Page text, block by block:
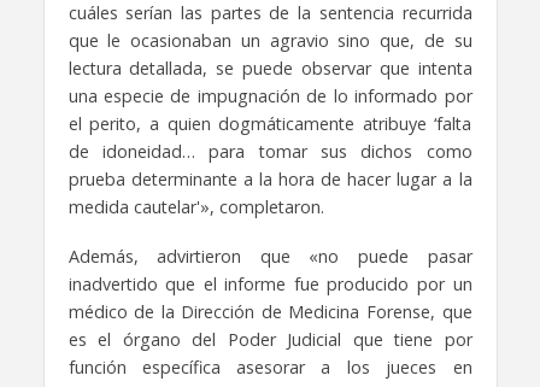
cuáles serían las partes de la sentencia recurrida
que le ocasionaban un agravio sino que, de su
lectura detallada, se puede observar que intenta
una especie de impugnación de lo informado por
el perito, a quien dogmáticamente atribuye ‘falta
de idoneidad… para tomar sus dichos como
prueba determinante a la hora de hacer lugar a la
medida cautelar'», completaron.
Además, advirtieron que «no puede pasar
inadvertido que el informe fue producido por un
médico de la Dirección de Medicina Forense, que
es el órgano del Poder Judicial que tiene por
función específica asesorar a los jueces en